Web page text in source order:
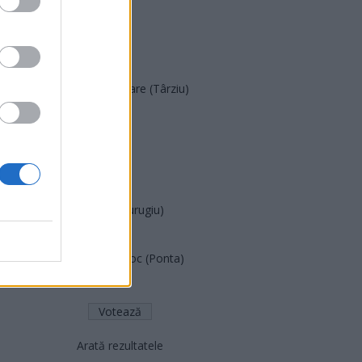
SOS (Șoșoacă)
PACE (Peia)
Acțiunea Conservatoare (Târziu)
PDF (Lazarus)
PNȚCD (Pavelescu)
PNCR (Terheș)
Partidul Patrioților (Surugiu)
România pe Primul Loc (Ponta)
Altul
Arată rezultatele